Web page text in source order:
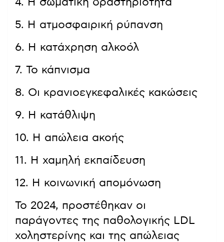
5. Η ατμοσφαιρική ρύπανση
6. Η κατάχρηση αλκοόλ
7. Το κάπνισμα
8. Οι κρανιοεγκεφαλικές κακώσεις
9. Η κατάθλιψη
10. Η απώλεια ακοής
11. Η χαμηλή εκπαίδευση
12. Η κοινωνική απομόνωση
Το 2024, προστέθηκαν οι
παράγοντες της παθολογικής LDL
χοληστερίνης και της απώλειας